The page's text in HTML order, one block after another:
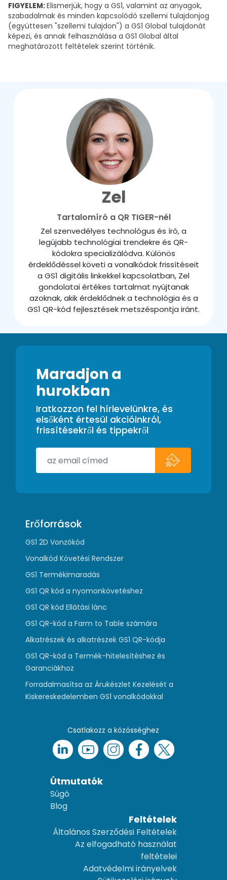
FIGYELEM:Elismerjük, hogy a GS1, valamint az anyagok,
szabadalmak és minden kapcsolódó szellemi tulajdonjog
(együttesen "szellemi tulajdon") a GS1 Global tulajdonát
képezi, és annak felhasználása a GS1 Global által
meghatározott feltételek szerint történik.
Zel
Tartalomíró a QR TIGER-nél
Zel szenvedélyes technológus és író, a
legújabb technológiai trendekre és QR-
kódokra specializálódva. Különös
érdeklődéssel követi a vonalkódok frissítéseit
a GS1 digitális linkekkel kapcsolatban, Zel
gondolatai értékes tartalmat nyújtanak
azoknak, akik érdeklődnek a technológia és a
GS1 QR-kód fejlesztések metszéspontja iránt.
Maradjon a
hurokban
Iratkozzon fel hírlevelünkre, és
elsőként értesül akcióinkról,
frissítésekről és tippekről
Erőforrások
GS1 2D Vonzókód
Vonalkód Követési Rendszer
GS1 Termékimaradás
GS1 QR kód a nyomonkövetéshez
GS1 QR kód Ellátási lánc
GS1 QR-kód a Farm to Table számára
Alkatrészek és alkatrészek GS1 QR-kódja
GS1 QR-kód a Termék-hitelesítéshez és
Garanciákhoz
Forradalmasítsa az Árukészlet Kezelését a
Kiskereskedelemben GS1 vonalkódokkal
Csatlakozz a közösséghez
Útmutatók
Súgó
Blog
Feltételek
Általános Szerződési Feltételek
Az elfogadható használat
feltételei
Adatvédelmi irányelvek